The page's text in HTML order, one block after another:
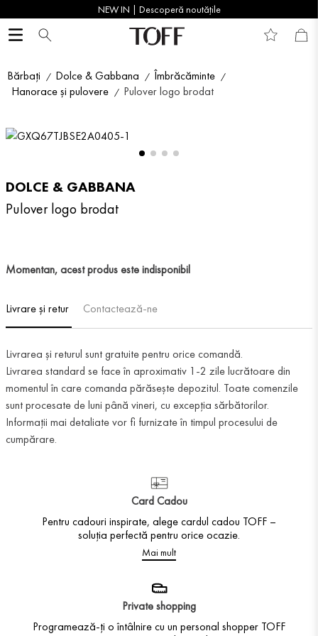
NEW IN | Descoperă noutățile
Bărbați Dolce & Gabbana
Îmbrăcăminte
Hanorace și pulovere
Pulover logo brodat
DOLCE & GABBANA
Pulover logo brodat
Momentan, acest produs este indisponibil
Livrare și retur Contactează-ne
Livrarea și returul sunt gratuite pentru orice comandă.
Livrarea standard se face în aproximativ 1-2 zile lucrătoare din
momentul în care comanda părăsește depozitul. Toate comenzile
sunt procesate de luni până vineri, cu excepția sărbătorilor.
Informații mai detaliate vor fi furnizate în timpul procesului de
cumpărare.
Card Cadou
Pentru cadouri inspirate, alege cardul cadou TOFF –
soluția perfectă pentru orice ocazie.
Mai mult
Private shopping
Programează-ți o întâlnire cu un personal shopper TOFF